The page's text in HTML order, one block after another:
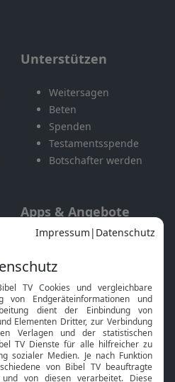
Unterstützen
Weitersagen
Beten
Spenden
Testamentsspende
Botschafter werden
Apps & Angebote
Mobile App
Smart TV
HbbTV
Bibelthek Online-Bibel
Nächster Gottesdienst